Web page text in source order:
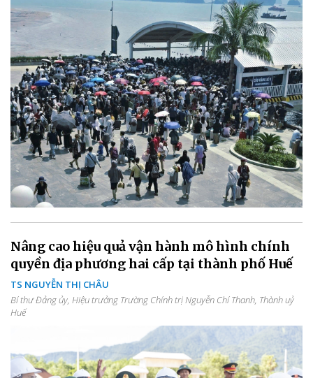
Nâng cao hiệu quả vận hành mô hình chính
quyền địa phương hai cấp tại thành phố Huế
TS NGUYỄN THỊ CHÂU
Bí thư Đảng ủy, Hiệu trưởng Trường Chính trị Nguyễn Chí Thanh, Thành uỷ
Huế